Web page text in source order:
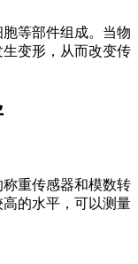
等部件组成。当物
变形，从而改变传
重传感器和模数转
的水平，可以测量